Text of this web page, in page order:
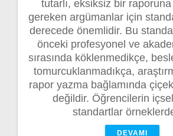
tutarlı, eksiksiz bir raporuna
gereken argümanlar için
derecede önemlidir. Bu
önceki profesyonel ve
sırasında köklenmedikçe,
tomurcuklanmadıkça,
rapor yazma bağlamında
değildir. Öğrencilerin
standartlar
DEVAMI